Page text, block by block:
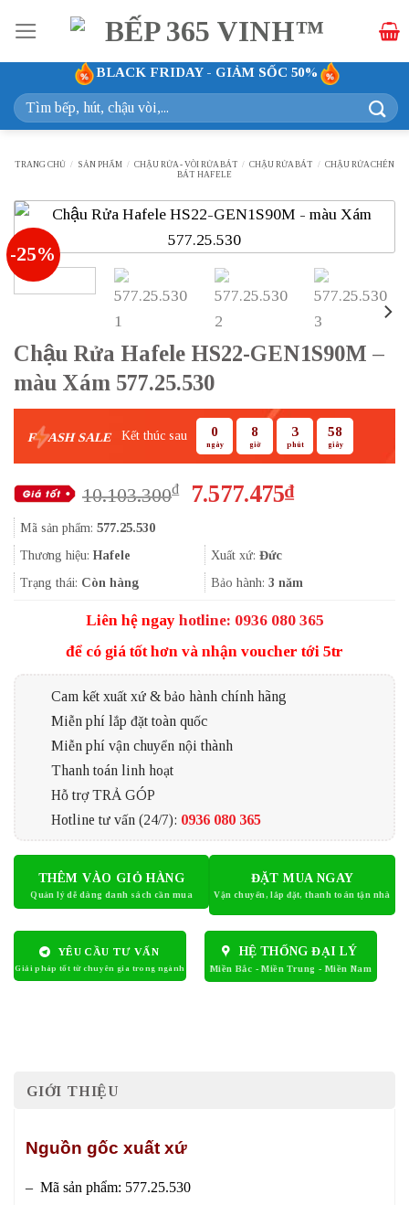
qua
nội
dung
BLACK FRIDAY - GIẢM SỐC 50%
Tìm
kiếm:
TRANG CHỦ / SẢN PHẨM / CHẬU RỬA - VÒI RỬA BÁT / CHẬU RỬA BÁT / CHẬU RỬA CHÉN
BÁT HAFELE
-25%
Chậu Rửa Hafele HS22-GEN1S90M –
màu Xám 577.25.530
F ASH SALE Kết thúc sau 0
ngày
8
giờ
3
phút
57
giây
10.103.300₫
Giá
10.103.300₫.
7.577.475₫Giá
7.577.475₫.
Mã sản phẩm: 577.25.530
Thương hiệu: Hafele Xuất xứ: Đức
Trạng thái: Còn hàng Bảo hành: 3 năm
Liên hệ ngay hotline: 0936 080 365
để có giá tốt hơn và nhận voucher tới 5tr
Cam kết xuất xứ & bảo hành chính hãng
Miễn phí lắp đặt toàn quốc
Miễn phí vận chuyển nội thành
Thanh toán linh hoạt
Hỗ trợ TRẢ GÓP
Hotline tư vấn (24/7): 0936 080 365
THÊM VÀO GIỎ HÀNG ĐẶT MUA NGAY
YÊU CẦU TƯ VẤN HỆ THỐNG ĐẠI LÝ
GIỚI THIỆU
Nguồn gốc xuất xứ
– Mã sản phẩm: 577.25.530